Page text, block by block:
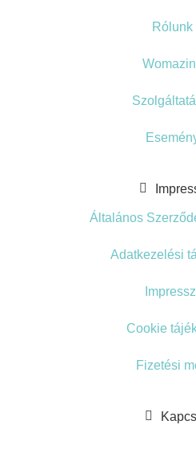
Rólunk
Általános
Adatkezelési
Cookie
Fizetési